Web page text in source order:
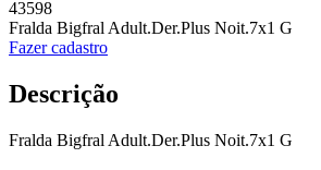
43598
Fralda Bigfral Adult.Der.Plus Noit.7x1 G
Fazer cadastro
Descrição
Fralda Bigfral Adult.Der.Plus Noit.7x1 G